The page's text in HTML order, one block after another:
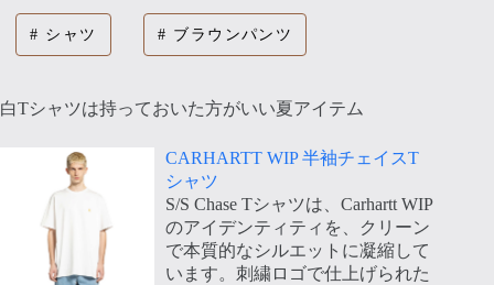
シャツ ブラウンパンツ
白Tシャツは持っておいた方がいい夏アイテム
CARHARTT WIP 半袖チェイスT
シャツ
S/S Chase Tシャツは、Carhartt WIP
のアイデンティティを、クリーン
で本質的なシルエットに凝縮して
います。刺繍ロゴで仕上げられた